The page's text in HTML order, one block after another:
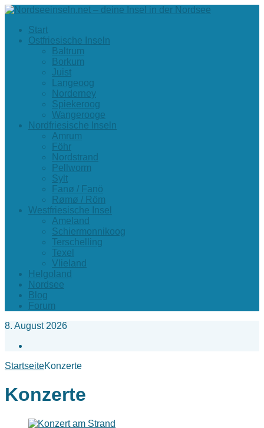
Start
Ostfriesische Inseln
Baltrum
Borkum
Juist
Langeoog
Norderney
Spiekeroog
Wangerooge
Nordfriesische Inseln
Amrum
Föhr
Nordstrand
Pellworm
Sylt
Fanø / Fanö
Rømø / Röm
Westfriesische Insel
Ameland
Schiermonnikoog
Terschelling
Texel
Vlieland
Helgoland
Nordsee
Blog
Forum
8. August 2026
StartseiteKonzerte
Konzerte